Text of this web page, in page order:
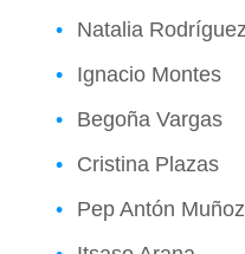
Natalia Rodríguez
Ignacio Montes
Begoña Vargas
Cristina Plazas
Pep Antón Muñoz